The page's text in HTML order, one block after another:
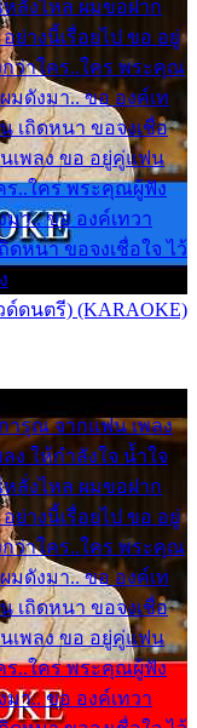
ลั่งไหล ผมขอฝาก
ย่างนี้เรื่อยไป ขอ อยู่
กว่าใคร..ใคร พระคุณ
มดังมา.. ขอ องค์เท
เถิดหนา ขอจงเชื่อ
เพลง ขอ อยู่คู่แฟน
ร..ใคร พระคุณผู้ฟัง
า.. ขอ องค์เทวา
หนา ขอจงเชื่อใจ ไว้
ด์ดนตรี) (KARAOKE)
ารุณ จากแฟน เพลง
ง ให้กำลังใจ น้ำใจ
ลั่งไหล ผมขอฝาก
ย่างนี้เรื่อยไป ขอ อยู่
กว่าใคร..ใคร พระคุณ
มดังมา.. ขอ องค์เท
เถิดหนา ขอจงเชื่อ
เพลง ขอ อยู่คู่แฟน
ร..ใคร พระคุณผู้ฟัง
า.. ขอ องค์เทวา